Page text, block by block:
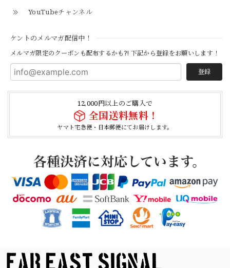
YouTubeチャンネル
ケントのメルマガ配信中！
メルマガ限定のクーポンも配布するかも?! 下記から登録をお願いします！
登録
12,000円以上のご購入で
全国送料無料！
ヤマト宅急便・日本郵便にてお届けします。
2026/04/25
【Cooperstown Ball Cap】Made in USA Baseball Cap "1952 BIRMINGHAM BLACK BARONS" 新品 クーパーズタウンボールキャップ バーミングハムブラックバロンズ 6パネル
BLACK
2026/04/21
NAVY
2026/04/21
【USED】Canadian Army IECS Fleece Pants 実物 カナダ軍 フリースパンツ ユーズド
⑥サイズ
2026/04/17